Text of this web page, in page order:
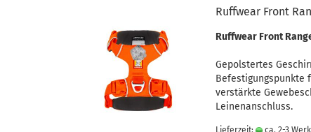
Ruffwear Front
Ruffwear Front
Gepolstertes
Befestigungspunkte
verstärkte
Leinenanschluss.